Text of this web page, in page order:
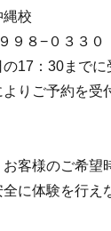
校
９８−０３３０
17：30までに
りご予約を受
お客様のご希望
全に体験を行